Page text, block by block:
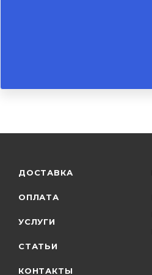
ДОСТАВКА
ОПЛАТА
УСЛУГИ
СТАТЬИ
КОНТАКТЫ